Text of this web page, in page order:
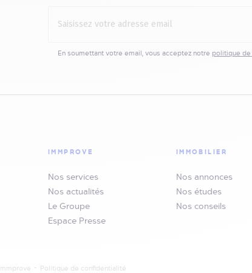
En soumettant votre email, vous acceptez notre politique
IMMPROVE
Nos services
Nos actualités
Le Groupe
Espace Presse
IMMOBILIER
Nos annonces
Nos études
Nos conseils
Politique de confidentialité